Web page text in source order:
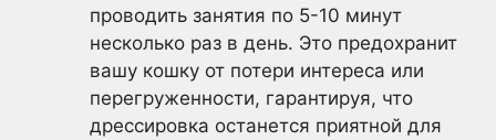
проводить занятия по 5-10 минут
несколько раз в день. Это предохранит
вашу кошку от потери интереса или
перегруженности, гарантируя, что
дрессировка останется приятной для